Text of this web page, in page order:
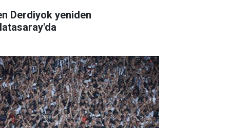
Derdiyok yeniden